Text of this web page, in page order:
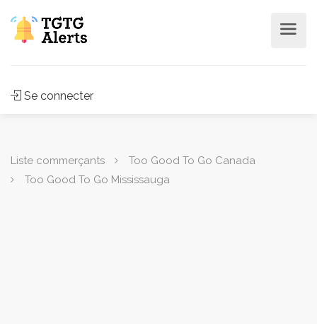
Se connecter
Liste commerçants
Too Good To Go Canada
Too Good To Go Mississauga